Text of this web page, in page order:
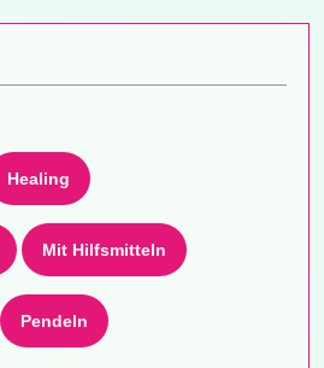
Healing
Mit Hilfsmitteln
Pendeln